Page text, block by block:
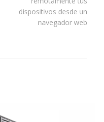
dispositivos desde un
navegador web